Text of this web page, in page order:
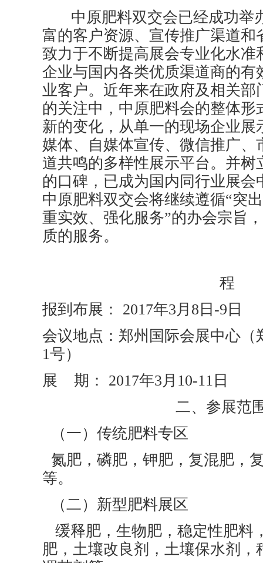
中原肥料双交会已经成功举
富的客户资源、宣传推广渠道和
致力于不断提高展会专业化水准
企业与国内各类优质渠道商的有
业客户。近年来在政府及相关部
的关注中，中原肥料会的整体形
新的变化，从单一的现场企业展
媒体、自媒体宣传、微信推广、
道共鸣的多样性展示平台。并树
的口碑，已成为国内同行业展会
中原肥料双交会将继续遵循“突
重实效、强化服务”的办会宗旨
质的服务。
程
报到布展： 2017年3月8日-9日
会议地点：郑州国际会展中心（
1号）
展 期： 2017年3月10-11日
二、参展
（一）传统肥料专区
氮肥，磷肥，钾肥，复混肥，
等。
（二）新型肥料展区
缓释肥，生物肥，稳定性肥料
肥，土壤改良剂，土壤保水剂